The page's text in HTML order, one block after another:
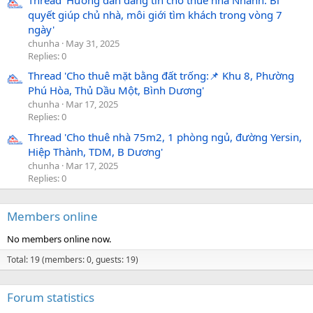
quyết giúp chủ nhà, môi giới tìm khách trong vòng 7
ngày'
chunha May 31, 2025
Replies: 0
Thread 'Cho thuê mặt bằng đất trống:📌 Khu 8, Phường
Phú Hòa, Thủ Dầu Một, Bình Dương'
chunha Mar 17, 2025
Replies: 0
Thread 'Cho thuê nhà 75m2, 1 phòng ngủ, đường Yersin,
Hiệp Thành, TDM, B Dương'
chunha Mar 17, 2025
Replies: 0
Members online
No members online now.
Total: 19 (members: 0, guests: 19)
Forum statistics